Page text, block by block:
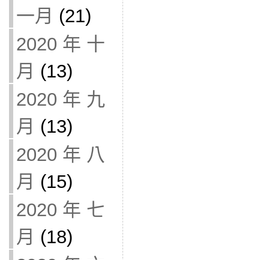
一月 (21)
2020 年 十
月 (13)
2020 年 九
月 (13)
2020 年 八
月 (15)
2020 年 七
月 (18)